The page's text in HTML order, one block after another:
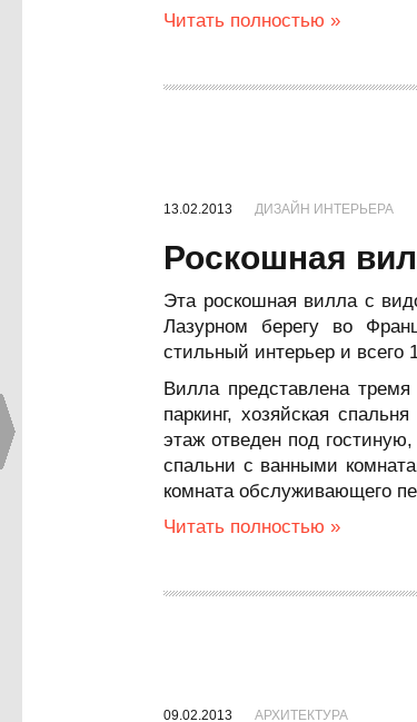
Читать полностью »
13.02.2013 ДИЗАЙН ИНТЕРЬЕРА
Роскошная
Эта роскошная вилла с
Лазурном берегу во
стильный интерьер и
Вилла представлена
паркинг, хозяйская
этаж отведен под
спальни с ванными
комната обслуживающего
Читать полностью »
09.02.2013 АРХИТЕКТУРА